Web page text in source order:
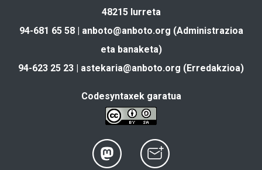
48215 Iurreta
94-681 65 58 | anboto@anboto.org (Administrazioa
eta banaketa)
94-623 25 23 | astekaria@anboto.org (Erredakzioa)
Codesyntaxek garatua